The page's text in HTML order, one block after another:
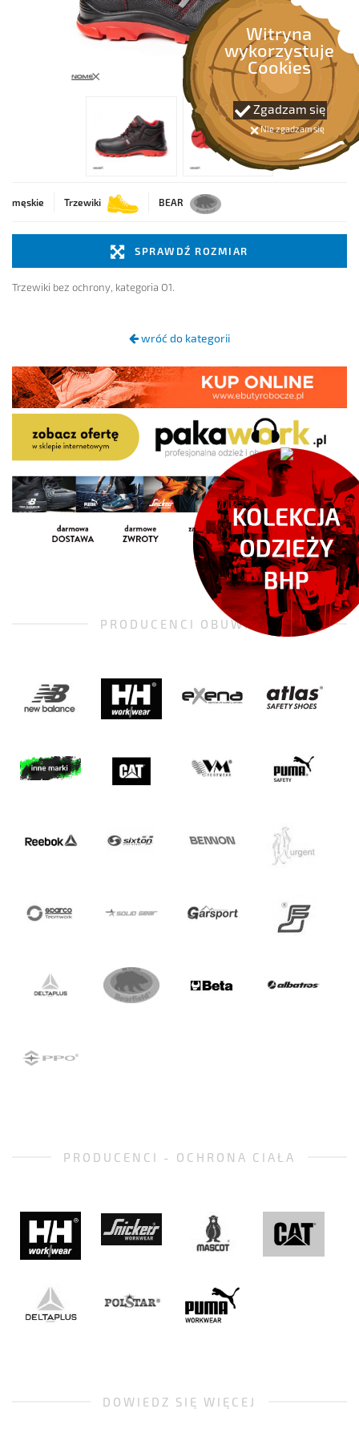
Witryna
wykorzystuje
Cookies
Zgadzam się
Nie zgadzam się
OCHRONA NA WYSOKOŚCI
OCHRONA PRZECIWPOŻAROWA
BEZPIECZEŃSTWO RUCHU
męskie Trzewiki BEAR
SPRAWDŹ ROZMIAR
Trzewiki bez ochrony, kategoria O1.
wróć do kategorii
PRODUCENCI OBUWIA
PRODUCENCI - OCHRONA CIAŁA
DOWIEDZ SIĘ WIĘCEJ